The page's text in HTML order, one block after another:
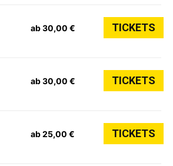
ab 30,00 € TICKETS
ab 30,00 € TICKETS
ab 25,00 € TICKETS